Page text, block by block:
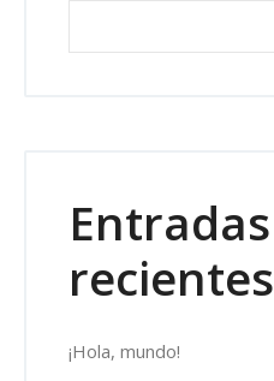
Entradas
recientes
¡Hola, mundo!